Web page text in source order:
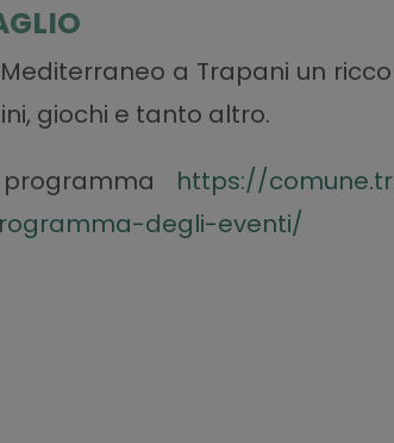
a Trapani un
giochi e tanto altro.
https://
degli-eventi/